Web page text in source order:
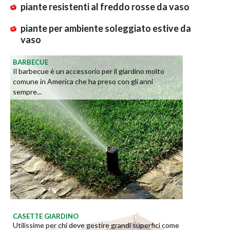
piante resistenti al freddo rosse da vaso
piante per ambiente soleggiato estive da
vaso
BARBECUE
Il barbecue è un accessorio per il giardino molto
comune in America che ha preso con gli anni
sempre...
CASETTE GIARDINO
Utilissime per chi deve gestire grandi superfici come